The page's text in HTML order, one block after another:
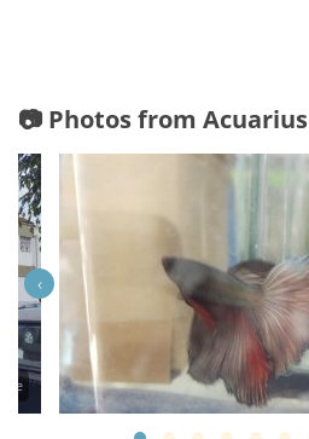
📷 Photos from Acuarius
‹